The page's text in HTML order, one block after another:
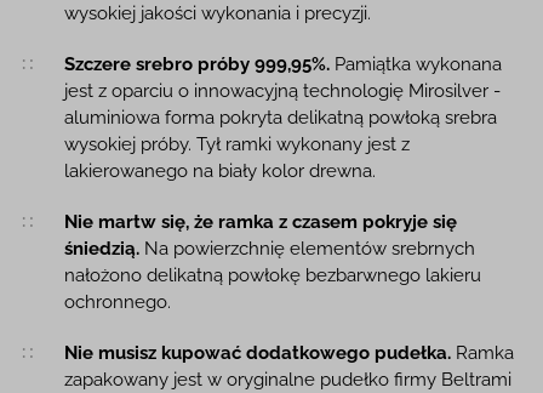
wysokiej jakości wykonania i precyzji.
Szczere srebro próby 999,95%.Pamiątka wykonana
jest z oparciu o innowacyjną technologię Mirosilver -
aluminiowa forma pokryta delikatną powłoką srebra
wysokiej próby. Tył ramki wykonany jest z
lakierowanego na biały kolor drewna.
Nie martw się, że ramka z czasem pokryje się
śniedzią.Na powierzchnię elementów srebrnych
nałożono delikatną powłokę bezbarwnego lakieru
ochronnego.
Nie musisz kupować dodatkowego pudełka.Ramka
zapakowany jest w oryginalne pudełko firmy Beltrami